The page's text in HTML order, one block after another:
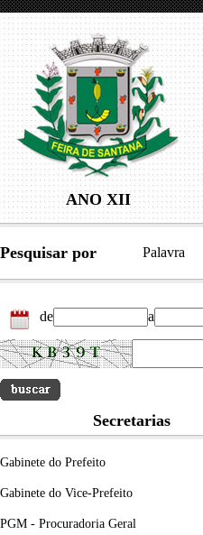
ANO XII
Pesquisar por Palavra
de a
Secretarias
Gabinete do Prefeito
Gabinete do Vice-Prefeito
PGM - Procuradoria Geral